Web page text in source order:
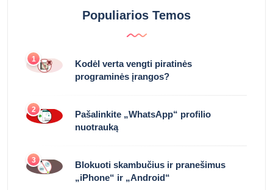
Populiarios Temos
1
Kodėl verta vengti piratinės
programinės įrangos?
2
Pašalinkite „WhatsApp“ profilio
nuotrauką
3
Blokuoti skambučius ir pranešimus
„iPhone“ ir „Android“